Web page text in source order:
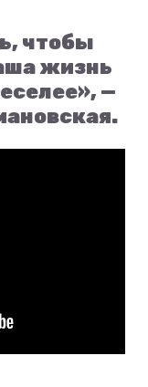
чтобы
жизнь
—